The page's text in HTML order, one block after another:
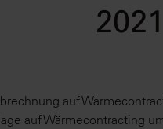
2021
auf
auf Wärmecontracting